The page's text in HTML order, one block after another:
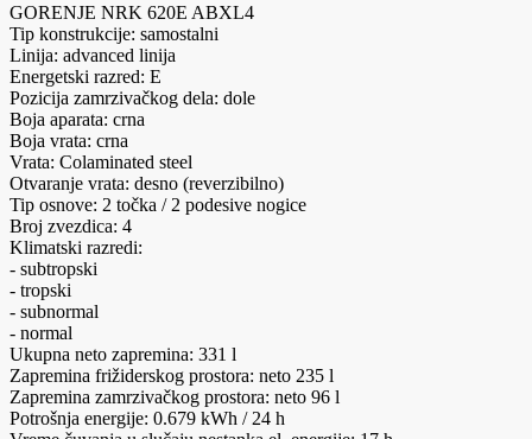
GORENJE NRK 620E ABXL4
Tip konstrukcije: samostalni
Linija: advanced linija
Energetski razred: E
Pozicija zamrzivačkog dela: dole
Boja aparata: crna
Boja vrata: crna
Vrata: Colaminated steel
Otvaranje vrata: desno (reverzibilno)
Tip osnove: 2 točka / 2 podesive nogice
Broj zvezdica: 4
Klimatski razredi:
- subtropski
- tropski
- subnormal
- normal
Ukupna neto zapremina: 331 l
Zapremina frižiderskog prostora: neto 235 l
Zapremina zamrzivačkog prostora: neto 96 l
Potrošnja energije: 0.679 kWh / 24 h